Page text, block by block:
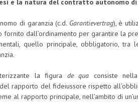
e la natura del contratto autonomo di
di garanzia (c.d. Garantievertrag), è
fornito dall’ordinamento per garantire la
quello principale, obbligatorio,
la figura de qua consiste
del rapporto del fideiussore rispetto
al rapporto principale, nell’ambito di